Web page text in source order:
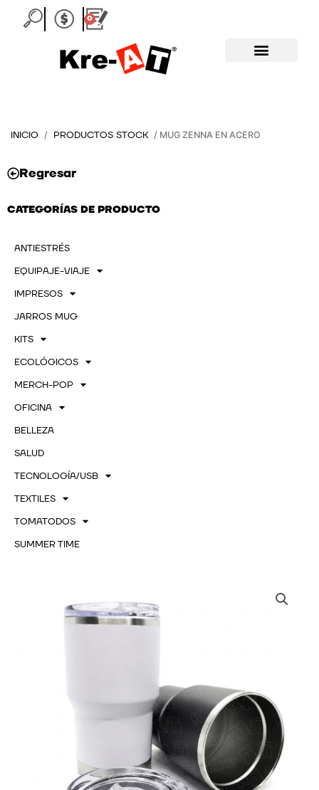
0
Carrito
INICIO / PRODUCTOS STOCK / MUG ZENNA EN ACERO
Regresar
CATEGORÍAS DE PRODUCTO
ANTIESTRÉS
EQUIPAJE-VIAJE
IMPRESOS
JARROS MUG
KITS
ECOLÓGICOS
MERCH-POP
OFICINA
BELLEZA
SALUD
TECNOLOGÍA/USB
TEXTILES
TOMATODOS
SUMMER TIME